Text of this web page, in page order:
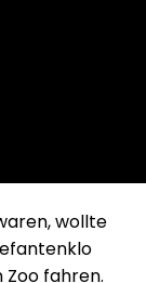
wollte
Zoo fahren.